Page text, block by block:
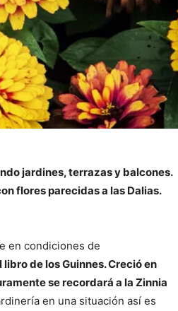
jardines, terrazas y balcones.
flores parecidas a las Dalias.
en condiciones de
de los Guinnes. Creció en
se recordará a la Zinnia
en una situación así es